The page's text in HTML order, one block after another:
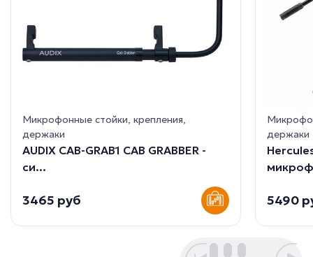
Микрофонные стойки, крепления,
держаки
AUDIX CAB-GRAB1 CAB GRABBER -
cи...
3465 руб
держаки
5490